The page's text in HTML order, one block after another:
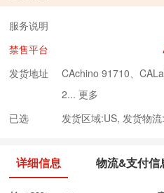
服务说明
禁售平台
发货地址
CAchino 91710、
2... 更多
已选
发货区域:US, 发货物
详细信息 物流&支付信